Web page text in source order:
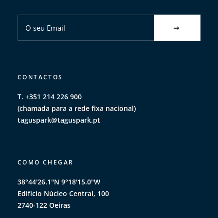
Taguspark recebe
primeira competição
internacional FIRST Tech
inteligência artificial em
Portugal
Ler notícia
CONTACTOS
T. +351 214 226 900
(chamada para a rede fixa nacional)
taguspark@taguspark.pt
COMO CHEGAR
38°44'26.1"N 9°18'15.0"W
Edifício Núcleo Central, 100
2740-122 Oeiras